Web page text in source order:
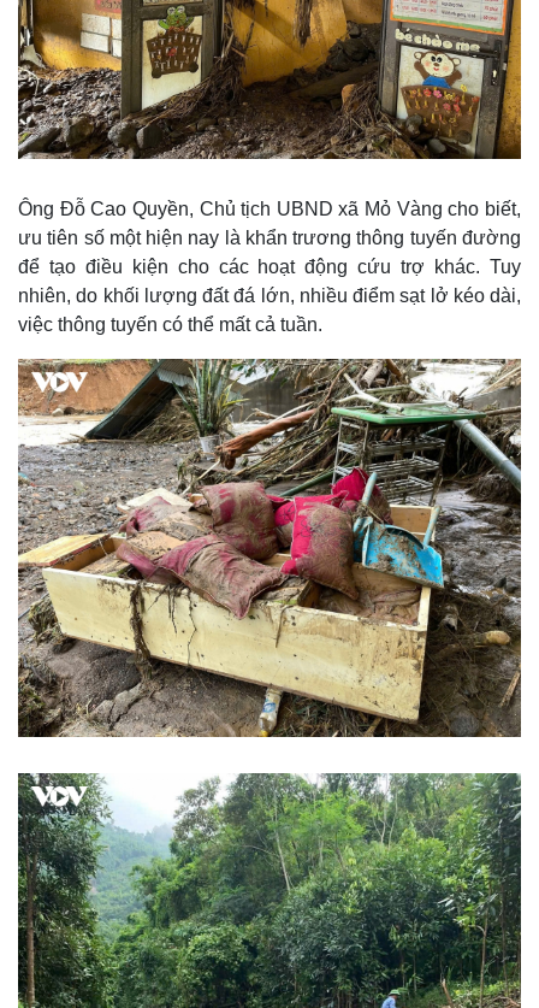
Thế giới
Cuộc sống đó đây
Hồ sơ
Multimedia
Ảnh
E-Magazine
Infographic
Ông Đỗ Cao Quyền, Chủ tịch UBND xã Mỏ Vàng cho biết,
ưu tiên số một hiện nay là khẩn trương thông tuyến đường
để tạo điều kiện cho các hoạt động cứu trợ khác. Tuy
nhiên, do khối lượng đất đá lớn, nhiều điểm sạt lở kéo dài,
việc thông tuyến có thể mất cả tuần.